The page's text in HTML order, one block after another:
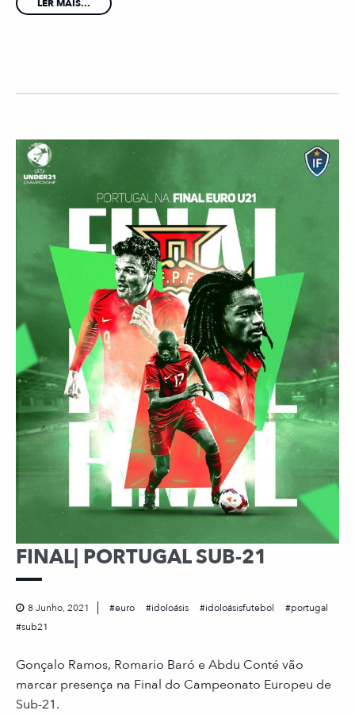
LER MAIS...
FINAL| PORTUGAL SUB-21
8 Junho, 2021 euro idoloásis idoloásisfutebol
portugal
sub21
Gonçalo Ramos, Romario Baró e Abdu Conté vão
marcar presença na Final do Campeonato Europeu de
Sub-21.